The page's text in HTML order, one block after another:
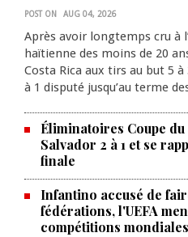
POST ON AUG 04, 2026
Après avoir longtemps cru à
haïtienne des moins de 20
Costa Rica aux tirs au but 5 à
à 1 disputé jusqu’au terme
Éliminatoires Coupe
Salvador 2 à 1 et se
finale
Infantino accusé de
fédérations, l'UEFA
compétitions mondiales